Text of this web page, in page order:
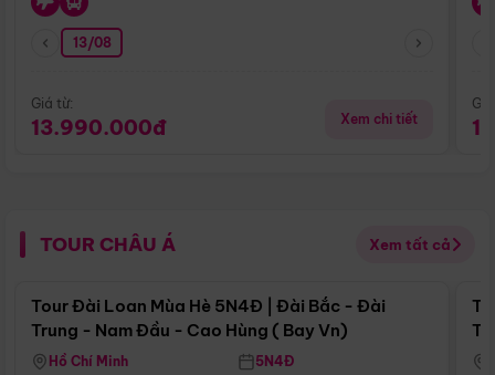
13/08
Giá từ:
13.990.000đ Xem chi tiết
TOUR CHÂU Á Xem tất cả
Điểm nổi bật
Tour Đài Loan Mùa Hè 5N4Đ | Đài Bắc - Đài
Trung - Nam Đầu - Cao Hùng ( Bay Vn)
Hồ Chí Minh 5N4Đ